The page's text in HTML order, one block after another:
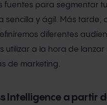
fuentes para segmentar
sencilla y ágil. Más tarde,
diferentes
utilizar a la hora de lanzar
de marketing.
Intelligence a partir